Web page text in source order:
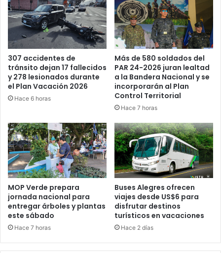
estadounidenses
307 accidentes de
tránsito dejan 17 fallecidos
y 278 lesionados durante
el Plan Vacación 2026
Hace 6 horas
Más de 580 soldados del
PAR 24-2026 juran lealtad
a la Bandera Nacional y se
incorporarán al Plan
Control Territorial
Hace 7 horas
MOP Verde prepara
jornada nacional para
entregar árboles y plantas
este sábado
Hace 7 horas
Buses Alegres ofrecen
viajes desde US$6 para
disfrutar destinos
turísticos en vacaciones
Hace 2 días